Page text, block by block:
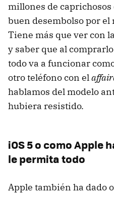
millones de
buen desembolso por el
Tiene más que ver con
y saber que al
todo va a funcionar
otro teléfono con el
hablamos del modelo
hubiera resistido.
iOS 5 o como Apple
le permita todo
Apple también ha dado